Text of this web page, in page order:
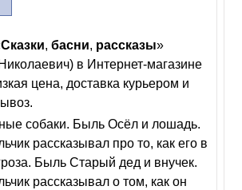
Сказки,басни, рассказы»
в Интернет-магазине
цена, доставка курьером и
собаки. Быль Осёл и лошадь.
рассказывал про то, как его в
Быль Старый дед и внучек.
рассказывал о том, как он